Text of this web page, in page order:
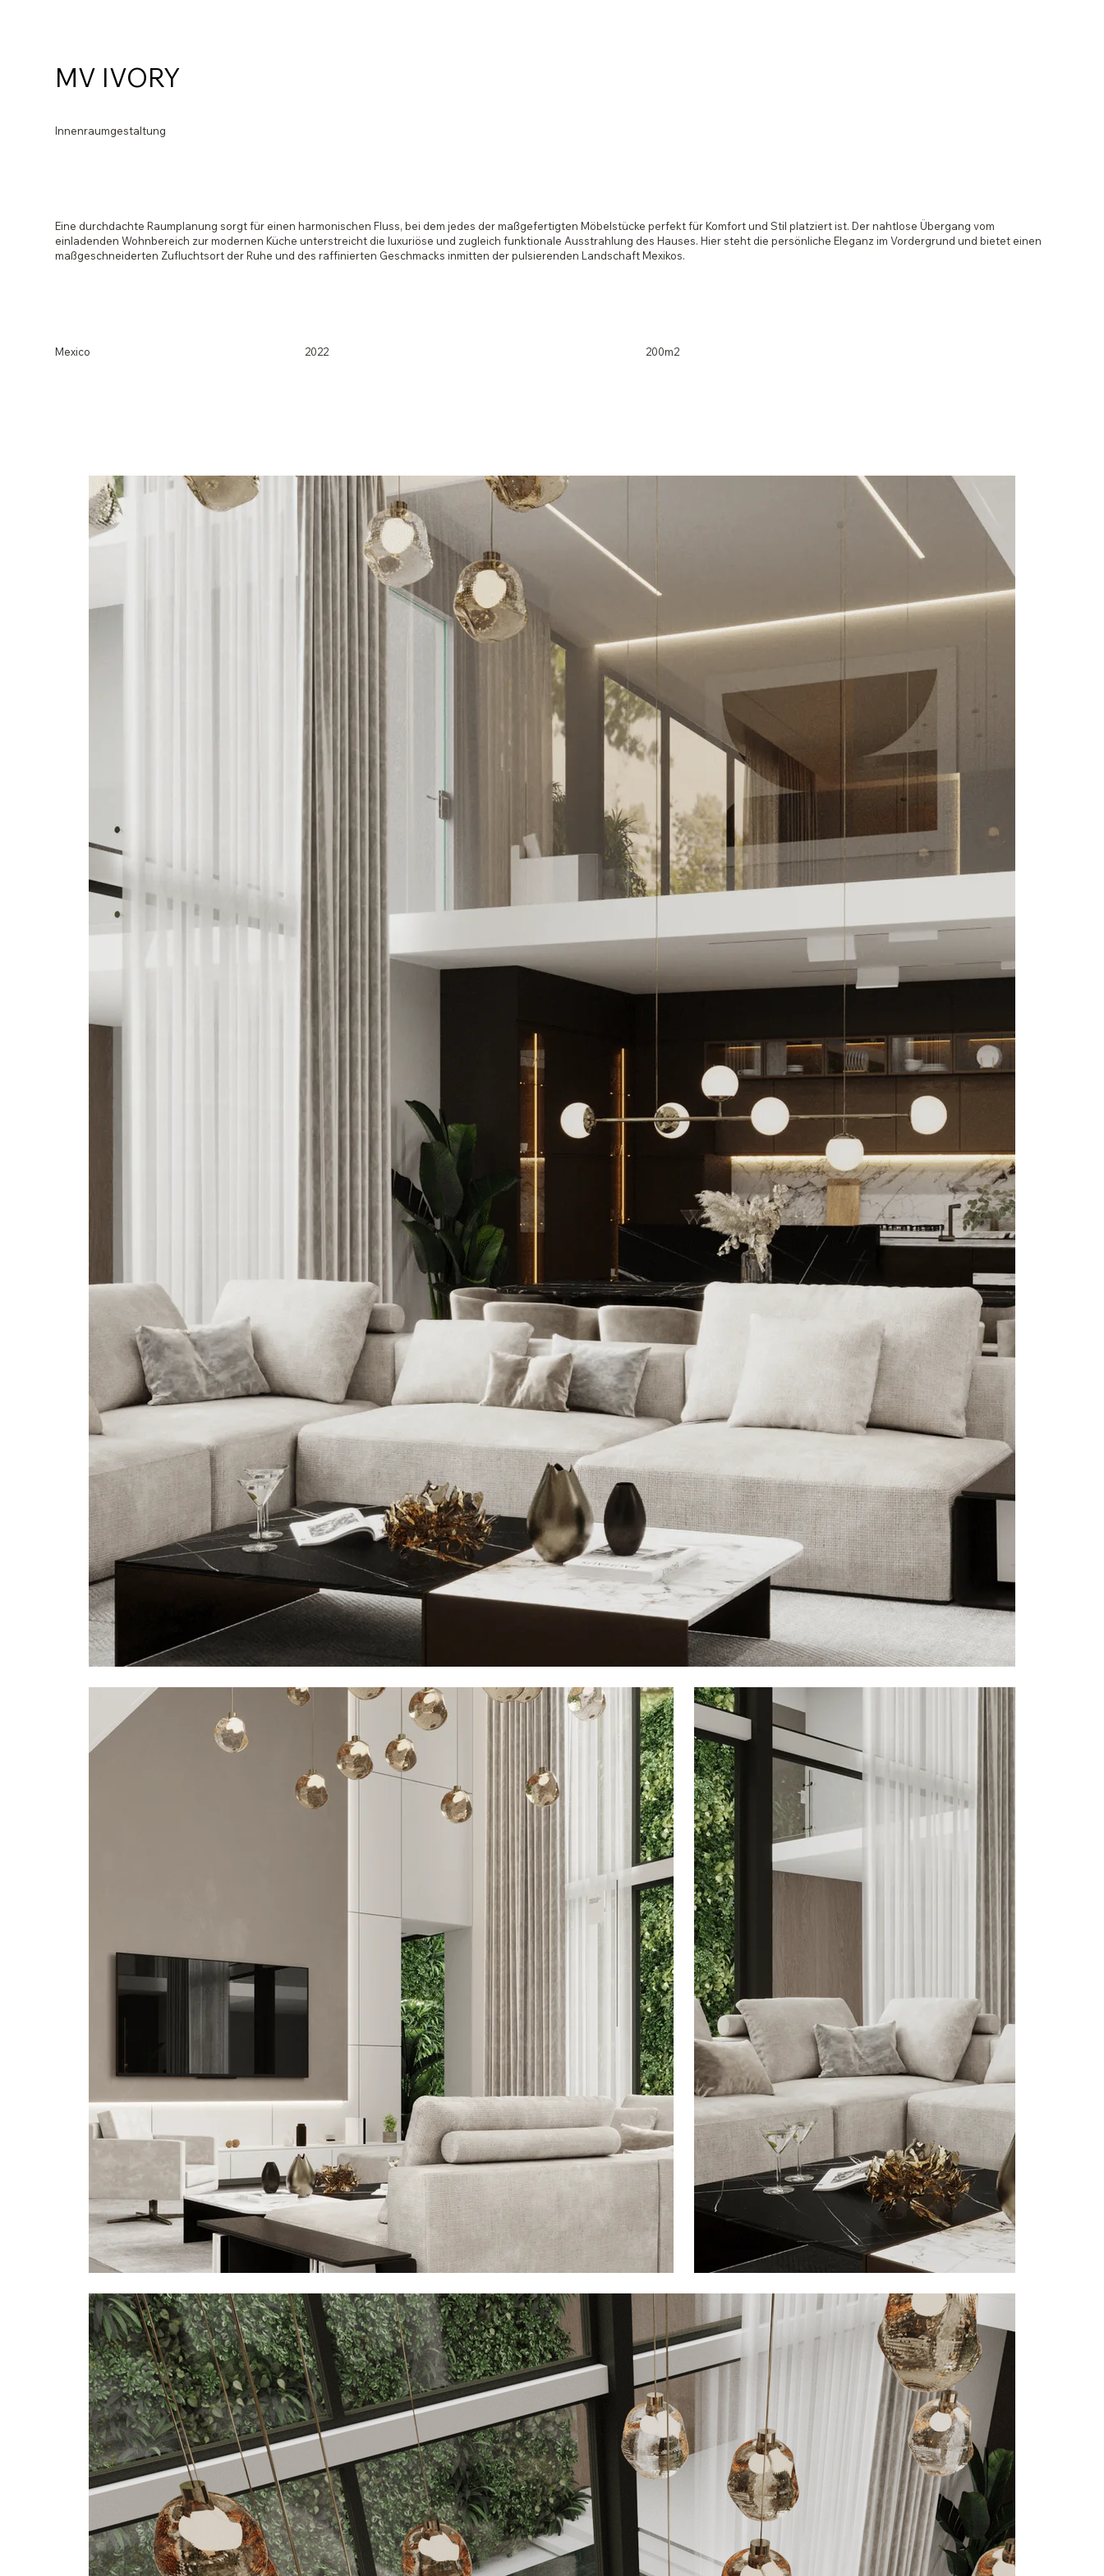
MV IVORY
Innenraumgestaltung
Eine durchdachte Raumplanung sorgt für einen harmonischen Fluss, bei dem jedes der maßgefertigten Möbelstücke perfekt für Komfort und Stil platziert ist. Der nahtlose Übergang vom
einladenden Wohnbereich zur modernen Küche unterstreicht die luxuriöse und zugleich funktionale Ausstrahlung des Hauses. Hier steht die persönliche Eleganz im Vordergrund und bietet einen
maßgeschneiderten Zufluchtsort der Ruhe und des raffinierten Geschmacks inmitten der pulsierenden Landschaft Mexikos.
200m2
2022
Mexico